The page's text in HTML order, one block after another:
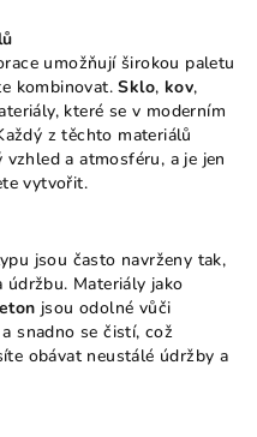
umožňují širokou paletu
kombinovat.Sklo, kov,
které se v moderním
z těchto materiálů
a atmosféru, a je jen
vytvořit.
jsou často navrženy tak,
údržbu. Materiály jako
jsou odolné vůči
snadno se čistí, což
obávat neustálé údržby a